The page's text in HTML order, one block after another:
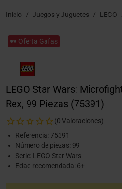
Inicio Juegos y Juguetes LEGO
🕶️ Oferta Gafas
LEGO Star Wars:
Rex, 99 Piezas (75391)
(0 Valoraciones)
Referencia: 75391
Número de piezas: 99
Serie: LEGO Star Wars
Edad recomendada: 6+